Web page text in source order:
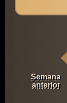
Semana
anterior